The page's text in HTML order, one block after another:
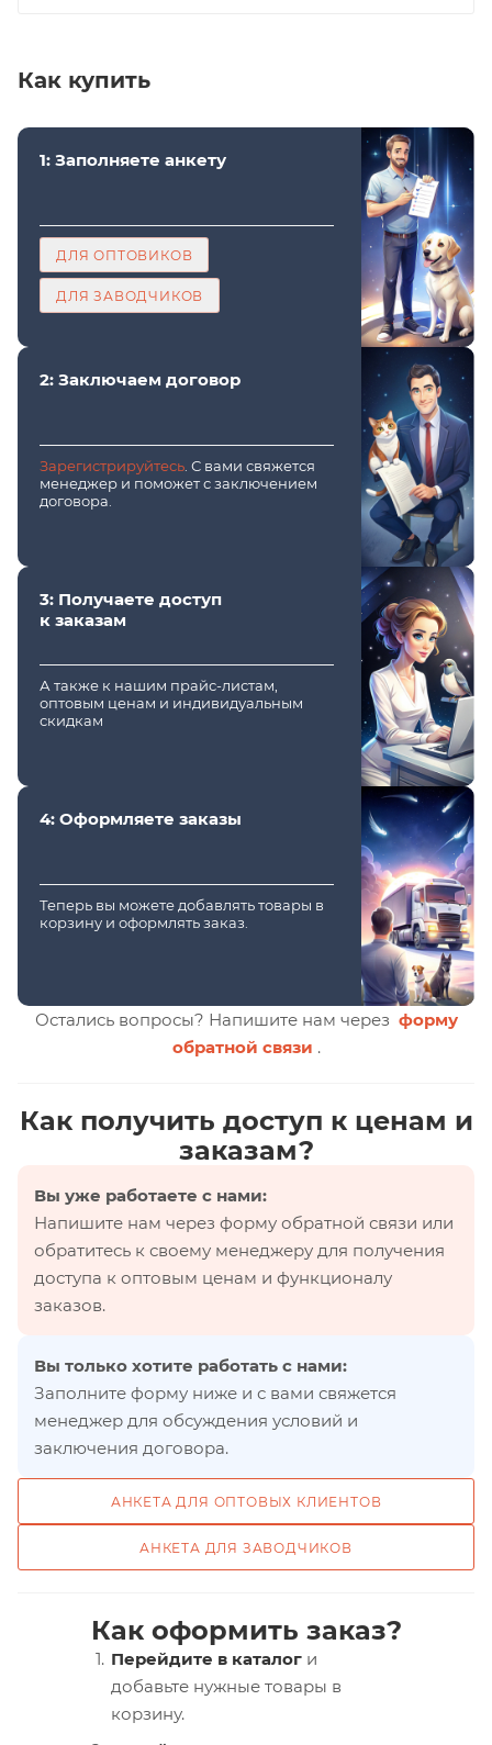
Как купить
1: Заполняете анкету
ДЛЯ ОПТОВИКОВ
ДЛЯ ЗАВОДЧИКОВ
2: Заключаем договор
Зарегистрируйтесь . С вами свяжется
менеджер и поможет с заключением
договора.
3: Получаете доступ
к заказам
А также к нашим прайс-листам,
оптовым ценам и индивидуальным
скидкам
4: Оформляете заказы
Теперь вы можете добавлять товары в
корзину и оформлять заказ.
Остались вопросы? Напишите нам через форму
обратной связи .
Как получить доступ к ценам и
заказам?
Вы уже работаете с нами:
Напишите нам через форму обратной связи или
обратитесь к своему менеджеру для получения
доступа к оптовым ценам и функционалу
заказов.
Вы только хотите работать с нами:
Заполните форму ниже и с вами свяжется
менеджер для обсуждения условий и
заключения договора.
АНКЕТА ДЛЯ ОПТОВЫХ КЛИЕНТОВ
АНКЕТА ДЛЯ ЗАВОДЧИКОВ
Как оформить заказ?
Перейдите в каталог и
добавьте нужные товары в
корзину.